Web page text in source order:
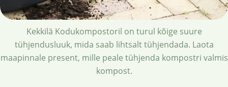
Kekkilä Kodukompostoril on turul kõige suure
tühjendusluuk, mida saab lihtsalt tühjendada. Laota
maapinnale present, mille peale tühjenda kompostri valmis
kompost.